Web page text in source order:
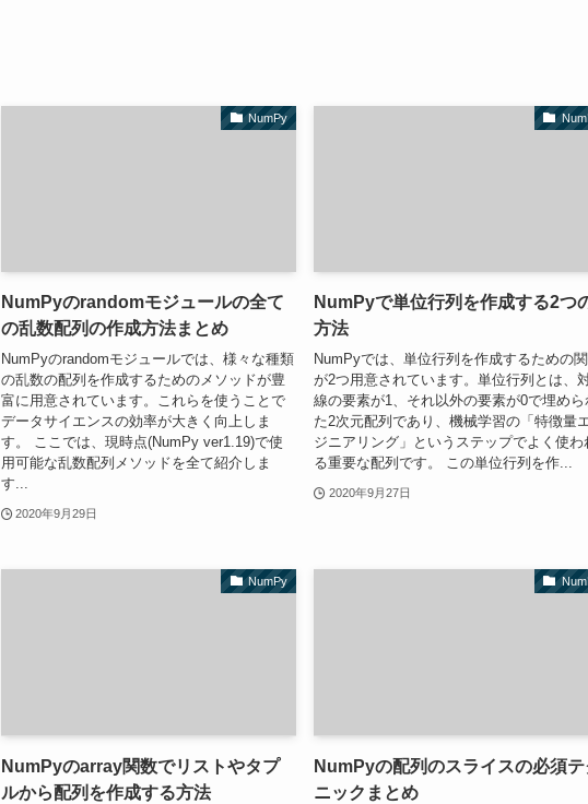
NumPy
NumPyのrandomモジュールの全て
の乱数配列の作成方法まとめ
NumPyのrandomモジュールでは、様々な種類
の乱数の配列を作成するためのメソッドが豊
富に用意されています。これらを使うことで
データサイエンスの効率が大きく向上しま
す。 ここでは、現時点(NumPy ver1.19)で使
用可能な乱数配列メソッドを全て紹介しま
す...
2020年9月29日
NumPyで単位行列を作成する2つ
方法
NumPyでは、単位行列を作成するための
が2つ用意されています。単位行列とは、
線の要素が1、それ以外の要素が0で埋めら
た2次元配列であり、機械学習の「特徴量
ジニアリング」というステップでよく使わ
る重要な配列です。 この単位行列を作...
2020年9月27日
NumPy
NumPyのarray関数でリストやタプ
ルから配列を作成する方法
NumPyの配列のスライスの必須テ
ニックまとめ